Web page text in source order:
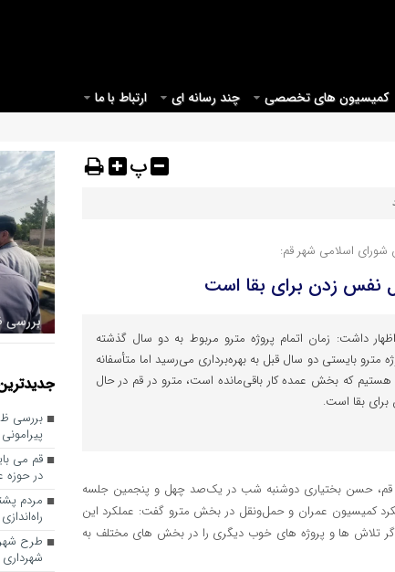
کمیسیون های تخصصی چند رسانه ای ارتباط با ما
پ
اسلامی شهر قم:
نفس زدن برای بقا است
داشت: زمان اتمام پروژه مترو ‌مربوط به دو سال گذشته
مترو بایستی دو سال قبل به بهره‌برداری می‌رسید اما متأسفانه
که بخش عمده کار باقی‌مانده است، مترو در قم در حال
بقا است.
حسن بختیاری دوشنبه شب در یک‌صد چهل و پنجمین جلسه
کمیسیون عمران و حمل‌ونقل در بخش مترو گفت: عملکرد این
تلاش ها و پروژه های خوب دیگری را در بخش های مختلف به
قم می
در
مردم
طرح
شهرداری